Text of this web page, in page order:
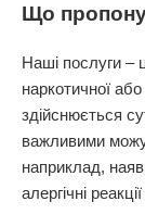
Що
Наші послуги –
наркотичної
здійснюється
важливими
наприклад,
алергічні